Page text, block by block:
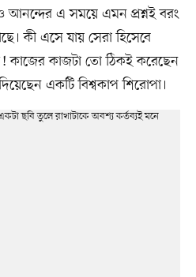
আনন্দের এ সময়ে এমন প্রশ্নই বরং
কী এসে যায় সেরা হিসেবে
কাজের কাজটা তো ঠিকই করেছেন
একটি বিশ্বকাপ শিরোপা।